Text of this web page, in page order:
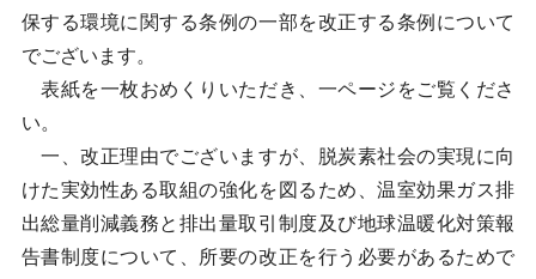
保する環境に関する条例の一部を改正する条例について
でございます。
表紙を一枚おめくりいただき、一ページをご覧くださ
い。
一、改正理由でございますが、脱炭素社会の実現に向
けた実効性ある取組の強化を図るため、温室効果ガス排
出総量削減義務と排出量取引制度及び地球温暖化対策報
告書制度について、所要の改正を行う必要があるためで